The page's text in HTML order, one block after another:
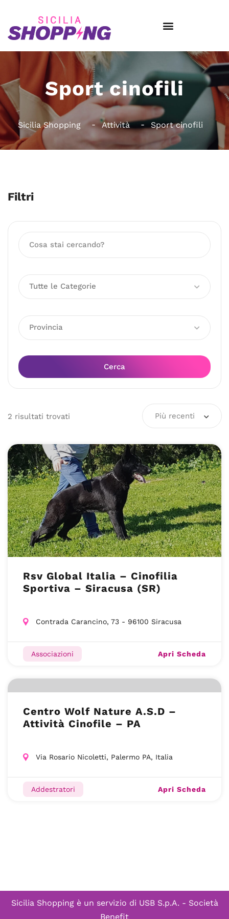
Sport cinofili
Sicilia Shopping Attività Sport cinofili
Filtri
Tutte le Categorie
Provincia
Cerca
2 risultati trovati Più recenti
Rsv Global Italia – Cinofilia
Sportiva – Siracusa (SR)
Contrada Carancino, 73 - 96100 Siracusa
Associazioni Apri Scheda
Centro Wolf Nature A.S.D –
Attività Cinofile – PA
Via Rosario Nicoletti, Palermo PA, Italia
Addestratori Apri Scheda
Sicilia Shopping è un servizio di USB S.p.A. - Società
Benefit